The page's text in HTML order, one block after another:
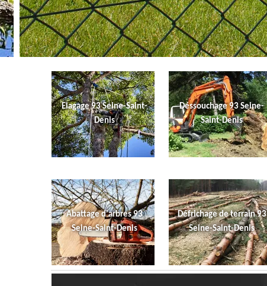
Elagage 93 Seine-Saint-
Denis
Déssouchage 93 Seine-
Saint-Denis
Abattage d'arbres 93
Seine-Saint-Denis
Défrichage de terrain 93
Seine-Saint-Denis